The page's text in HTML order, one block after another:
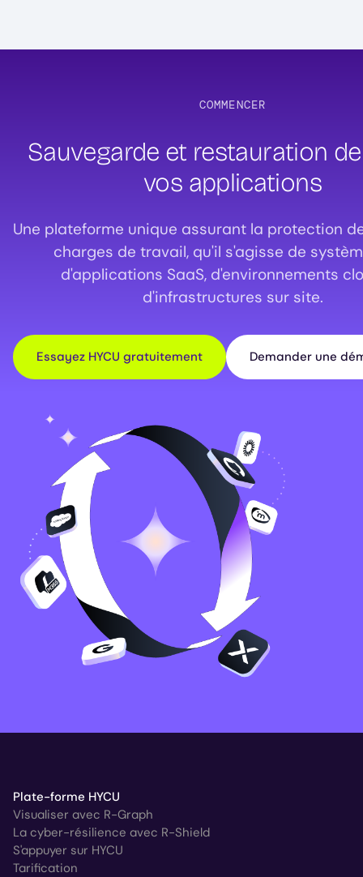
COMMENCER
Sauvegarde et restauration
vos applications
Une plateforme unique assurant la protection
charges de travail, qu'il s'agisse de
d'applications SaaS, d'environnements
d'infrastructures sur site.
Essayez HYCU gratuitement Demander une
Plate-forme HYCU
Visualiser avec R-Graph
La cyber-résilience avec R-Shield
S'appuyer sur HYCU
Tarification